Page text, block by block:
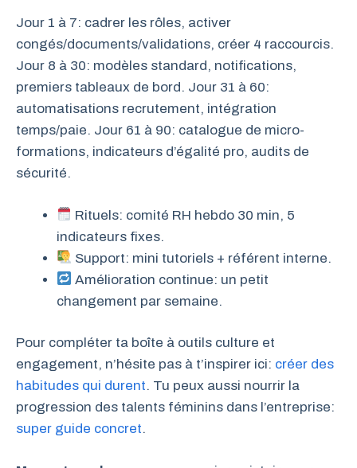
Jour 1 à 7: cadrer les rôles, activer
congés/documents/validations, créer 4 raccourcis.
Jour 8 à 30: modèles standard, notifications,
premiers tableaux de bord. Jour 31 à 60:
automatisations recrutement, intégration
temps/paie. Jour 61 à 90: catalogue de micro-
formations, indicateurs d’égalité pro, audits de
sécurité.
Rituels: comité RH hebdo 30 min, 5
indicateurs fixes.
Support: mini tutoriels + référent interne.
Amélioration continue: un petit
changement par semaine.
Pour compléter ta boîte à outils culture et
engagement, n’hésite pas à t’inspirer ici: créer des
habitudes qui durent. Tu peux aussi nourrir la
progression des talents féminins dans l’entreprise:
super guide concret.